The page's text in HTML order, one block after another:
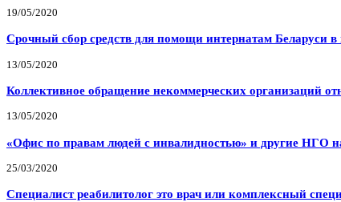
19/05/2020
Срочный сбор средств для помощи интернатам Беларуси
13/05/2020
Коллективное обращение некоммерческих организаций
13/05/2020
«Офис по правам людей с инвалидностью» и другие НГО
25/03/2020
Специалист реабилитолог это врач или комплексный